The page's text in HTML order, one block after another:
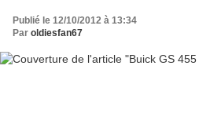
Publié le 12/10/2012 à 13:34
Par oldiesfan67